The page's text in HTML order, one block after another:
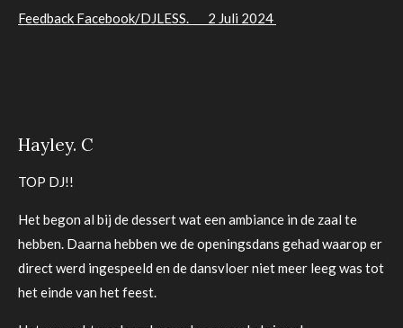
Feedback Facebook/DJLESS. 2 Juli 2024
Hayley. C
TOP DJ!!
Het begon al bij de dessert wat een ambiance in de zaal te
hebben. Daarna hebben we de openingsdans gehad waarop er
direct werd ingespeeld en de dansvloer niet meer leeg was tot
het einde van het feest.